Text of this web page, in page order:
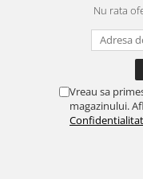
Nu rata
Vreau sa
magazinului.